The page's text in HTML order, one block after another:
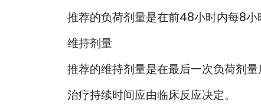
推荐的负荷剂量是在前48小时内每8
维持剂量
推荐的维持剂量是在最后一次负荷剂
治疗持续时间应由临床反应决定。